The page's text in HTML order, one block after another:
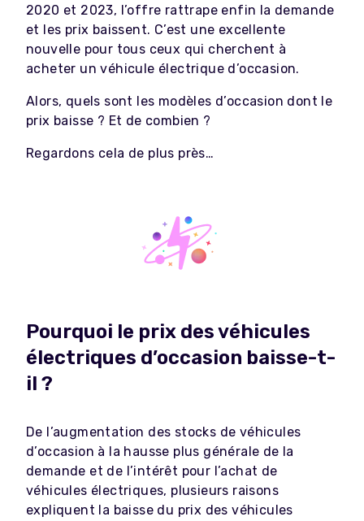
2020 et 2023, l’offre rattrape enfin la demande
et les prix baissent. C’est une excellente
nouvelle pour tous ceux qui cherchent à
acheter un véhicule électrique d’occasion.
Alors, quels sont les modèles d’occasion dont le
prix baisse ? Et de combien ?
Regardons cela de plus près…
Pourquoi le prix des véhicules
électriques d’occasion baisse-t-
il ?
De l’augmentation des stocks de véhicules
d’occasion à la hausse plus générale de la
demande et de l’intérêt pour l’achat de
véhicules électriques, plusieurs raisons
expliquent la baisse du prix des véhicules